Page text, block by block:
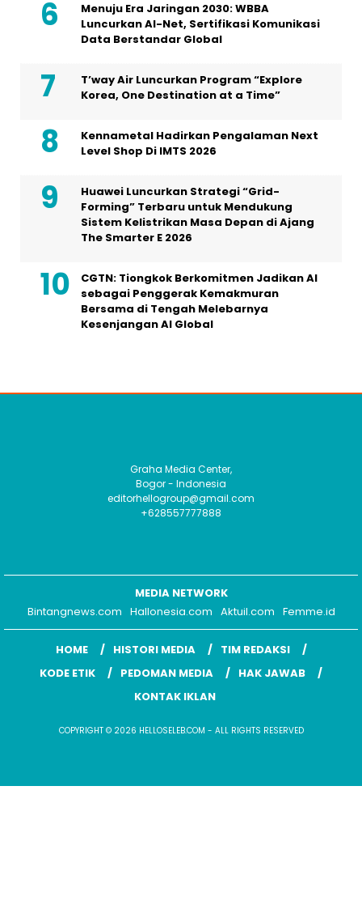
Menuju Era Jaringan 2030: WBBA
Luncurkan AI-Net, Sertifikasi Komunikasi
Data Berstandar Global
T’way Air Luncurkan Program “Explore
Korea, One Destination at a Time”
Kennametal Hadirkan Pengalaman Next
Level Shop Di IMTS 2026
Huawei Luncurkan Strategi “Grid-
Forming” Terbaru untuk Mendukung
Sistem Kelistrikan Masa Depan di Ajang
The Smarter E 2026
CGTN: Tiongkok Berkomitmen Jadikan AI
sebagai Penggerak Kemakmuran
Bersama di Tengah Melebarnya
Kesenjangan AI Global
Graha Media Center,
Bogor - Indonesia
editorhellogroup@gmail.com
+628557777888
MEDIA NETWORK
Bintangnews.com Hallonesia.com Aktuil.com Femme.id
HOME HISTORI MEDIA
TIM REDAKSI
KODE ETIK
PEDOMAN MEDIA
HAK JAWAB
KONTAK IKLAN
COPYRIGHT © 2026 HELLOSELEB.COM - ALL RIGHTS RESERVED